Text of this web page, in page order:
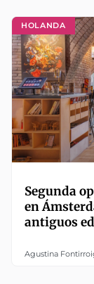
HOLANDA
Segunda
en
antiguos
Agustina